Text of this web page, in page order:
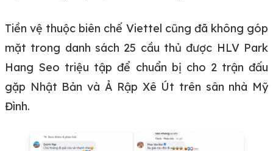
Tiền vệ thuộc biên chế Viettel cũng đã không góp
mặt trong danh sách 25 cầu thủ được HLV Park
Hang Seo triệu tập để chuẩn bị cho 2 trận đấu
gặp Nhật Bản và Ả Rập Xê Út trên sân nhà Mỹ
Đình.